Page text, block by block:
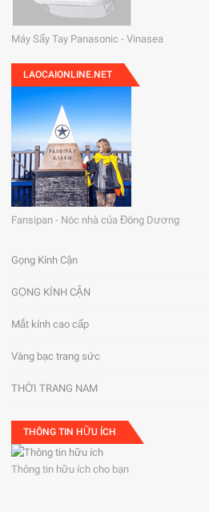
Máy Sấy Tay Panasonic - Vinasea
LAOCAIONLINE.NET
Fansipan - Nóc nhà của Đông Dương
Gọng Kính Cận
GỌNG KÍNH CẬN
Mắt kính cao cấp
Vàng bạc trang sức
THỜI TRANG NAM
THÔNG TIN HỮU ÍCH
Thông tin hữu ích cho bạn